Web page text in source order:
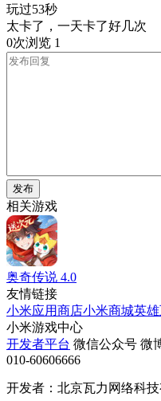
玩过53秒
太卡了，一天卡了好几次
0次浏览 1
发布
相关游戏
奥奇传说 4.0
友情链接
小米应用商店小米商城英
小米游戏中心
开发者平台 微信公众号 微
010-60606666
开发者：北京瓦力网络科技